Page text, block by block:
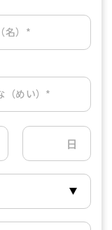
名）*
（めい）*
日